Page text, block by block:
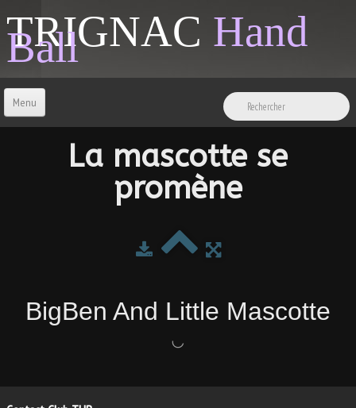
TRIGNAC Hand
Ball
Menu
SPONSORS
La mascotte se
promène
BigBen And Little Mascotte